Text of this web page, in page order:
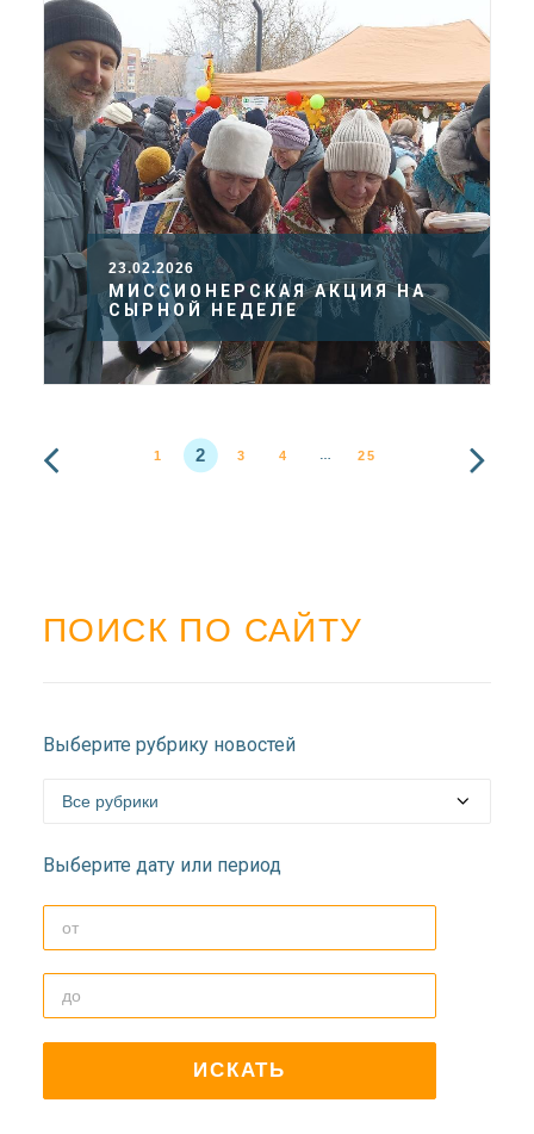
23.02.2026
МИССИОНЕРСКАЯ АКЦИЯ НА
СЫРНОЙ НЕДЕЛЕ
1 2 3 4 … 25
ПОИСК ПО САЙТУ
Выберите рубрику новостей
Выберите дату или период